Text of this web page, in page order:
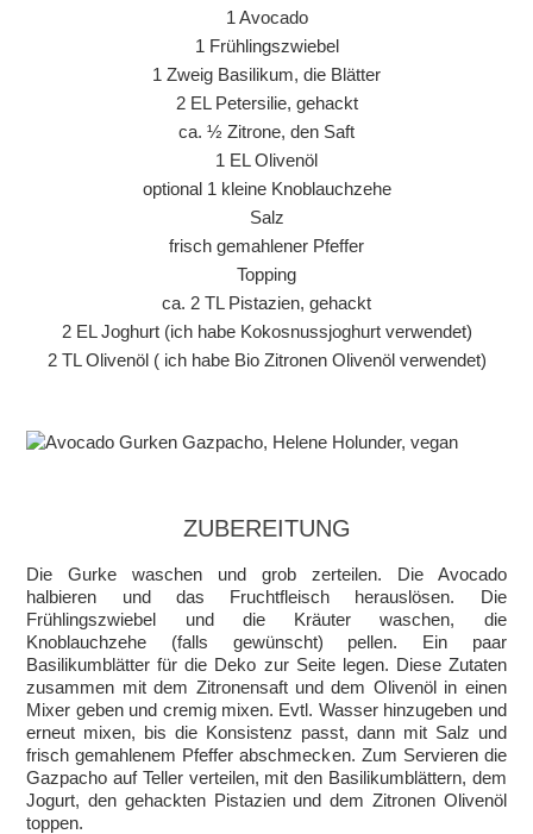
1 Avocado
1 Frühlingszwiebel
1 Zweig Basilikum, die Blätter
2 EL Petersilie, gehackt
ca. ½ Zitrone, den Saft
1 EL Olivenöl
optional 1 kleine Knoblauchzehe
Salz
frisch gemahlener Pfeffer
Topping
ca. 2 TL Pistazien, gehackt
2 EL Joghurt (ich habe Kokosnussjoghurt verwendet)
2 TL Olivenöl ( ich habe Bio Zitronen Olivenöl verwendet)
ZUBEREITUNG
Die Gurke waschen und grob zerteilen. Die Avocado
halbieren und das Fruchtfleisch herauslösen. Die
Frühlingszwiebel und die Kräuter waschen, die
Knoblauchzehe (falls gewünscht) pellen. Ein paar
Basilikumblätter für die Deko zur Seite legen. Diese Zutaten
zusammen mit dem Zitronensaft und dem Olivenöl in einen
Mixer geben und cremig mixen. Evtl. Wasser hinzugeben und
erneut mixen, bis die Konsistenz passt, dann mit Salz und
frisch gemahlenem Pfeffer abschmecken. Zum Servieren die
Gazpacho auf Teller verteilen, mit den Basilikumblättern, dem
Jogurt, den gehackten Pistazien und dem Zitronen Olivenöl
toppen.